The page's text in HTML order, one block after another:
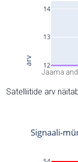
Jaama
Satelliitide arv